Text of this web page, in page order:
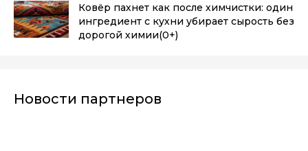
Ковёр пахнет как после химчистки: один
ингредиент с кухни убирает сырость без
дорогой химии(0+)
Новости партнеров